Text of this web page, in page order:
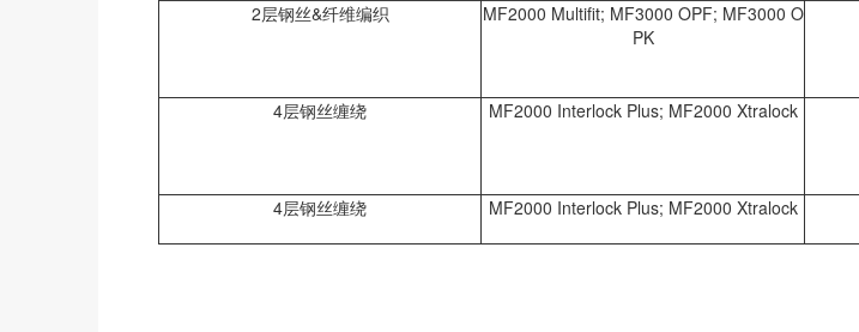
2层钢丝&纤维编织
MF2000 Multifit; MF3000 OPF; MF3000 O
PK
4层钢丝缠绕
MF2000 Interlock Plus; MF2000 Xtralock
4层钢丝缠绕
MF2000 Interlock Plus; MF2000 Xtralock